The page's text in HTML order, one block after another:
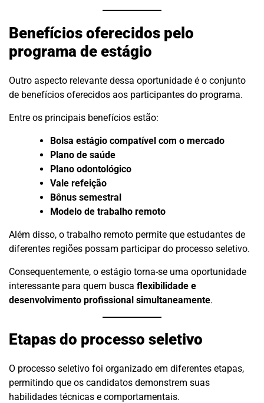
Benefícios oferecidos pelo
programa de estágio
Outro aspecto relevante dessa oportunidade é o conjunto
de benefícios oferecidos aos participantes do programa.
Entre os principais benefícios estão:
Bolsa estágio compatível com o mercado
Plano de saúde
Plano odontológico
Vale refeição
Bônus semestral
Modelo de trabalho remoto
Além disso, o trabalho remoto permite que estudantes de
diferentes regiões possam participar do processo seletivo.
Consequentemente, o estágio torna-se uma oportunidade
interessante para quem busca flexibilidade e
desenvolvimento profissional simultaneamente.
Etapas do processo seletivo
O processo seletivo foi organizado em diferentes etapas,
permitindo que os candidatos demonstrem suas
habilidades técnicas e comportamentais.